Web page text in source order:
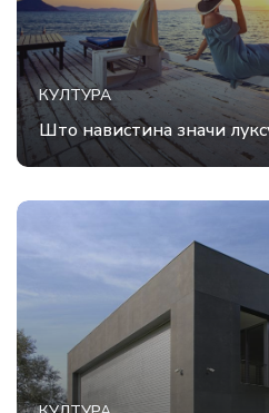
КУЛТУРА
Што навистина значи